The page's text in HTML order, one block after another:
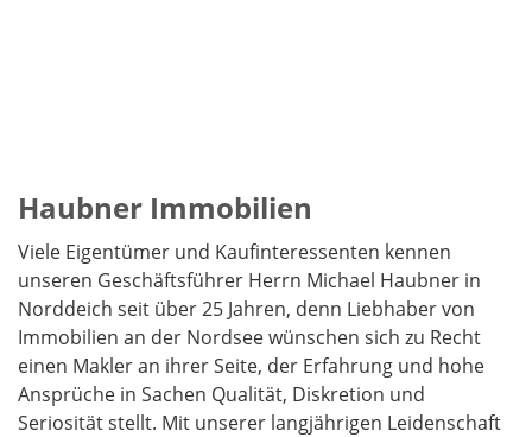
Haubner Immobilien
Viele Eigentümer und Kaufinteressenten kennen
unseren Geschäftsführer Herrn Michael Haubner in
Norddeich seit über 25 Jahren, denn Liebhaber von
Immobilien an der Nordsee wünschen sich zu Recht
einen Makler an ihrer Seite, der Erfahrung und hohe
Ansprüche in Sachen Qualität, Diskretion und
Seriosität stellt. Mit unserer langjährigen Leidenschaft